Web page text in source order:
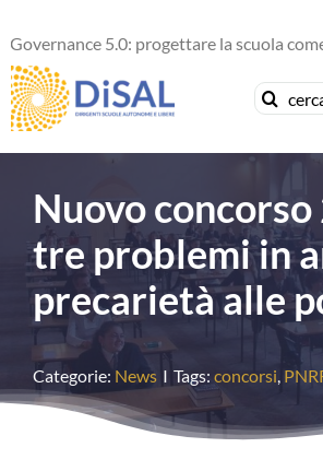
al
contenuto
5.0: progettare la scuola come
Cerca
News
Formazione
Concorsi
Pubblicazioni
Nuovo
tre problemi in
precarietà alle
Categorie: News I Tags: concorsi,